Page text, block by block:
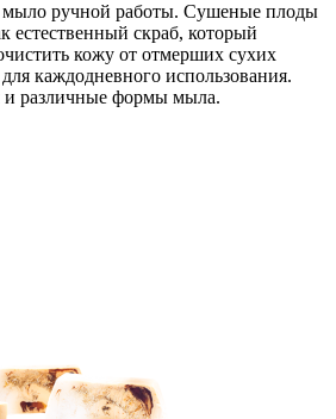
мыло ручной работы. Сушеные плоды
естественный скраб, который
кожу от отмерших сухих
каждодневного использования.
и различные формы мыла.